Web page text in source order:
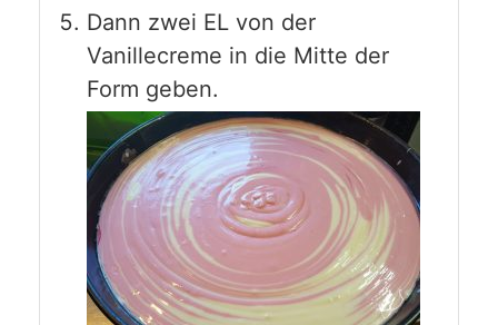
Dann zwei EL von der
Vanillecreme in die Mitte der
Form geben.